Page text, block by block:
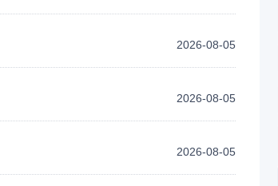
2026-08-05
2026-08-05
2026-08-05